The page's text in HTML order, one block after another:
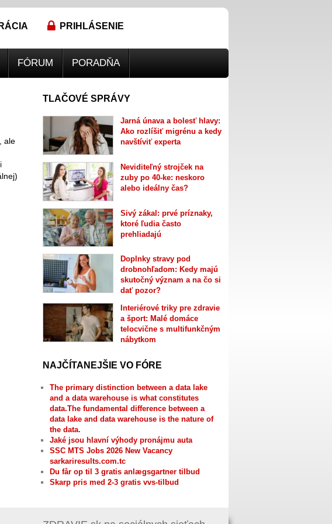
PRIHLÁSENIE
FÓRUM PORADŇA
ale
TLAČOVÉ SPRÁVY
Jarná únava a bolesť hlavy:
Ako rozlíšiť migrénu a kedy
navštíviť experta
Neviditeľný strojček na
zuby po 40-ke: neskoro
alebo ideálny čas?
Sivý zákal: prvé príznaky,
ktoré ľudia často
prehliadajú
Doplnky stravy pod
drobnohľadom: Kedy majú
skutočný význam a na čo si
dať pozor?
Interiérové triky pre zdravie
a šport: Malé domáce
telocvične s multifunkčným
nábytkom
NAJČÍTANEJŠIE VO FÓRE
The primary distinction between a data lake
and a data warehouse is what constitutes
data.The fundamental difference between a
data lake and data warehouse is the nature of
the data.
Jaké jsou hlavní výhody pronájmu auta
SSC MTS Jobs 2026 New Vacancy
sarkariresults.com.tc
Du får op til 3 gratis anlægsgartner tilbud
Skarp pris med 2-3 gratis vvs-tilbud